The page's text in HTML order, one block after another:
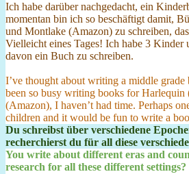
Ich habe darüber nachgedacht, ein
momentan bin ich so beschäftigt damit,
und Montlake (Amazon) zu schreiben,
Vielleicht eines Tages! Ich habe 3 Kinder
davon ein Buch zu schreiben.
I’ve thought about writing a middle
been so busy writing books for Harlequin
(Amazon), I haven’t had time. Perhaps
children and it would be fun to write a
Du schreibst über verschiedene
recherchierst du für all diese
You write about different eras and
research for all these different settings?